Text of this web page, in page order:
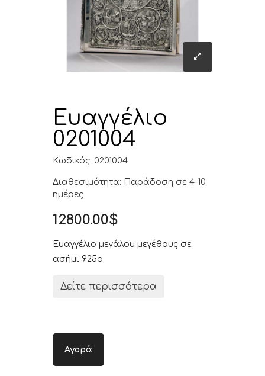
Ευαγγέλιο
0201004
Κωδικός: 0201004
Διαθεσιμότητα: Παράδοση σε 4-10
ημέρες
12800.00$
Ευαγγέλιο μεγάλου μεγέθους σε
ασήμι 925ο
Δείτε περισσότερα
Αγορά